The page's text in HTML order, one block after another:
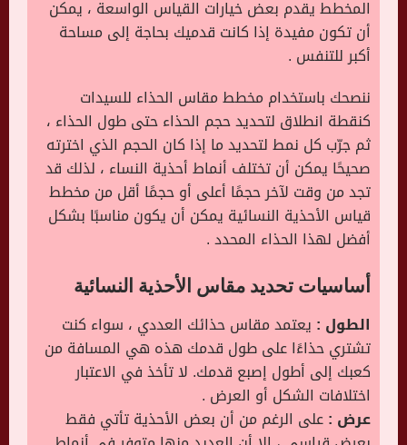
المخطط يقدم بعض خيارات القياس الواسعة ، يمكن
أن تكون مفيدة إذا كانت قدميك بحاجة إلى مساحة
أكبر للتنفس .
ننصحك باستخدام مخطط مقاس الحذاء للسيدات
كنقطة انطلاق لتحديد حجم الحذاء حتى طول الحذاء ،
ثم جرّب كل نمط لتحديد ما إذا كان الحجم الذي اخترته
صحيحًا يمكن أن تختلف أنماط أحذية النساء ، لذلك قد
تجد من وقت لآخر حجمًا أعلى أو حجمًا أقل من مخطط
قياس الأحذية النسائية يمكن أن يكون مناسبًا بشكل
أفضل لهذا الحذاء المحدد .
أساسيات تحديد مقاس الأحذية النسائية
الطول : يعتمد مقاس حذائك العددي ، سواء كنت
تشتري حذاءًا على طول قدمك هذه هي المسافة من
كعبك إلى أطول إصبع قدمك. لا تأخذ في الاعتبار
اختلافات الشكل أو العرض .
عرض :على الرغم من أن بعض الأحذية تأتي فقط